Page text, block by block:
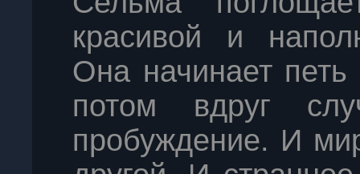
красивой и
Она начинает
потом вдруг
пробуждение. И